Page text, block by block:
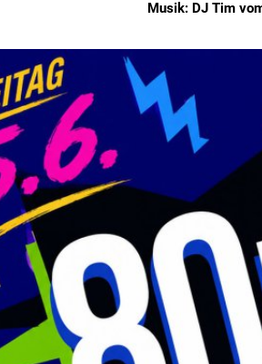
Musik: DJ Tim